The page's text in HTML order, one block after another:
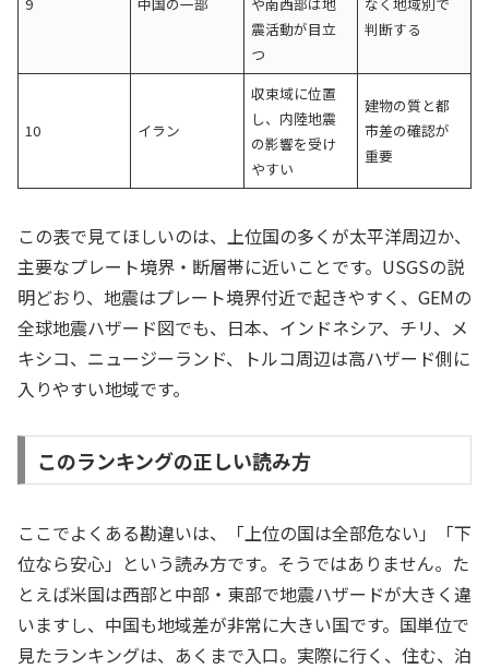
震活動が目立
つ
判断する
10 イラン
収束域に位置
し、内陸地震
の影響を受け
やすい
建物の質と都
市差の確認が
重要
この表で見てほしいのは、上位国の多くが太平洋周辺か、
主要なプレート境界・断層帯に近いことです。USGSの説
明どおり、地震はプレート境界付近で起きやすく、GEMの
全球地震ハザード図でも、日本、インドネシア、チリ、メ
キシコ、ニュージーランド、トルコ周辺は高ハザード側に
入りやすい地域です。
このランキングの正しい読み方
ここでよくある勘違いは、「上位の国は全部危ない」「下
位なら安心」という読み方です。そうではありません。た
とえば米国は西部と中部・東部で地震ハザードが大きく違
いますし、中国も地域差が非常に大きい国です。国単位で
見たランキングは、あくまで入口。実際に行く、住む、泊